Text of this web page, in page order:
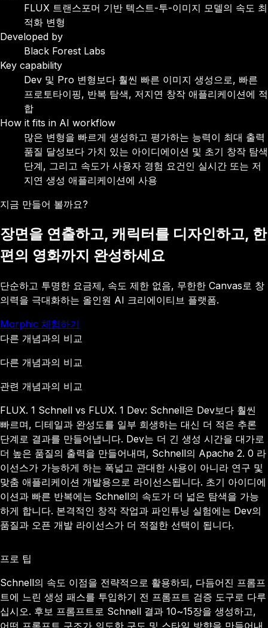
FLUX 트랜스포머 기반 텍스트-투-이미지 모델의 속도 최
적화 변형
Developed by
Black Forest Labs
Key capability
Dev 및 Pro 변형보다 훨씬 빠른 이미지 생성으로, 빠른
프로토타이핑, 반복 탐색, 저지연 창작 애플리케이션에 적
합
How it fits in AI workflow
많은 변형을 빠르게 생성하고 평가하는 능력이 최대 출력
품질 달성보다 가치 있는 아이디에이션 및 초기 창작 탐색
단계, 그리고 속도가 사용자 경험 요건인 실시간 또는 저
지연 생성 애플리케이션에 사용
지금 만들어 볼까요?
장면을 연출하고, 캐릭터를 디자인하고, 한
편의 영화까지 완성하세요
단순하고 투명한 요금제, 속도 제한 없음, 무한한 Canvas로 창
의력을 극대화하는 올인원 AI 크리에이티브 플랫폼.
Morphic 체험하기
다른 개념과의 비교
다른 개념과의 비교
관련 개념과의 비교
FLUX. 1 Schnell vs FLUX. 1 Dev: Schnell은 Dev보다 훨씬
빠르며, 디테일과 완성도를 일부 희생하는 대신 더 적은 추론
단계로 결과를 만들어냅니다. Dev는 더 긴 생성 시간을 대가로
더 높은 품질의 출력을 만들어내며, Schnell의 Apache 2. 0 라
이선스가 가능하게 하는 폭넓고 관대한 사용이 아니라 연구 및
맞춤 애플리케이션 개발용으로 라이선스됩니다. 초기 아이디에
이션과 빠른 반복에는 Schnell의 속도가 더 넓은 탐색을 가능
하게 합니다. 본격적인 창작 작업과 파인튜닝 실험에는 Dev의
품질과 오픈 개발 라이선스가 더 적절한 선택이 됩니다.
프로 팁
Schnell의 속도 이점을 전략적으로 활용하되, 다듬어진 프롬프
트에 느린 생성 패스를 투입하기 전 프롬프트 검증 도구로 다루
십시오. 후보 프롬프트로 Schnell 결과 10~15장을 생성하고,
어떤 프롬프트 구조가 의도한 구도 및 스타일 방향을 만들어내